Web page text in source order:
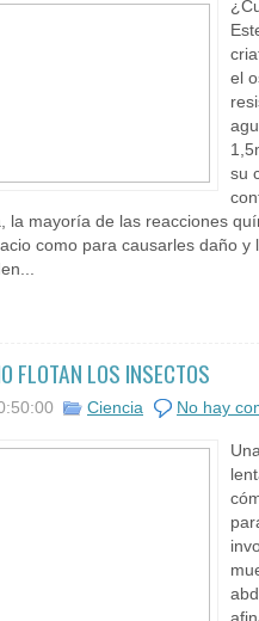
el
su
la mayoría de las reacciones
como para causarles daño y
FLOTAN LOS INSECTOS
Ciencia No hay